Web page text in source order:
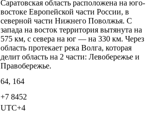
Саратовская область расположена на юго-
востоке Европейской части России, в
северной части Нижнего Поволжья. С
запада на восток территория вытянута на
575 км, с севера на юг — на 330 км. Через
область протекает река Волга, которая
делит область на 2 части: Левобережье и
Правобережье.
64, 164
+7 8452
UTC+4